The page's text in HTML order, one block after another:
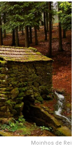
Moinhos de Rei